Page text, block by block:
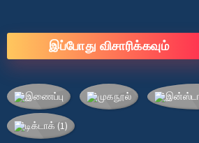
இப்போது விசாரிக்கவும்